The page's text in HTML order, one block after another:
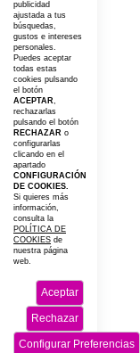
publicidad
ajustada a tus
búsquedas,
gustos e intereses
personales.
Puedes aceptar
todas estas
cookies pulsando
el botón
ACEPTAR,
rechazarlas
pulsando el botón
RECHAZAR o
configurarlas
clicando en el
apartado
CONFIGURACIÓN
DE COOKIES.
Si quieres más
información,
consulta la
POLÍTICA DE
COOKIES de
nuestra página
web.
Aceptar
Rechazar
Configurar Preferencias